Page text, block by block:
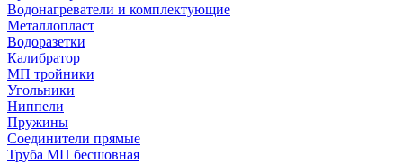
Водонагреватели и комплектующие
Металлопласт
Водоразетки
Калибратор
МП тройники
Угольники
Ниппели
Пружины
Соединители прямые
Труба МП бесшовная